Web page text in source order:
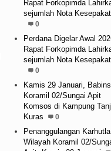
Rapat Forkopimda
sejumlah Nota
0
Perdana Digelar Awal
Rapat Forkopimda
sejumlah Nota
0
Kamis 29 Januari,
Koramil 02/Sungai Apit
Komsos di Kampung
Kuras
0
Penanggulangan
Wilayah Koramil 02/